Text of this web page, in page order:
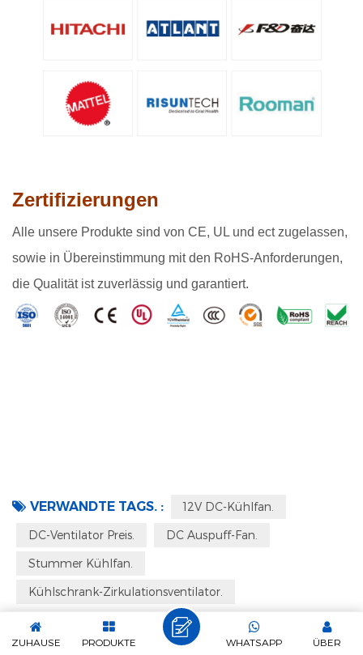
Zertifizierungen
Alle unsere Produkte sind von CE, UL und ect zugelassen,
sowie in Übereinstimmung mit den RoHS-Anforderungen,
die Qualität ist zuverlässig und garantiert.
VERWANDTE TAGS. : 12V DC-Kühlfan.
DC-Ventilator Preis. DC Auspuff-Fan.
Stummer Kühlfan.
Kühlschrank-Zirkulationsventilator.
VORHERIGEN POST
ZUHAUSE PRODUKTE ÜBER
WHATSAPP